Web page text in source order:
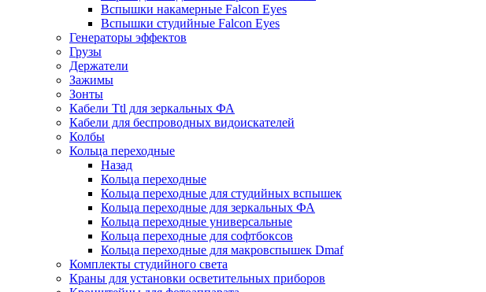
Вспышки накамерные Falcon Eyes
Вспышки студийные Falcon Eyes
Генераторы эффектов
Грузы
Держатели
Зажимы
Зонты
Кабели Ttl для зеркальных ФА
Кабели для беспроводных видоискателей
Колбы
Кольца переходные
Назад
Кольца переходные
Кольца переходные для студийных вспышек
Кольца переходные для зеркальных ФА
Кольца переходные универсальные
Кольца переходные для софтбоксов
Кольца переходные для макровспышек Dmaf
Комплекты студийного света
Краны для установки осветительных приборов